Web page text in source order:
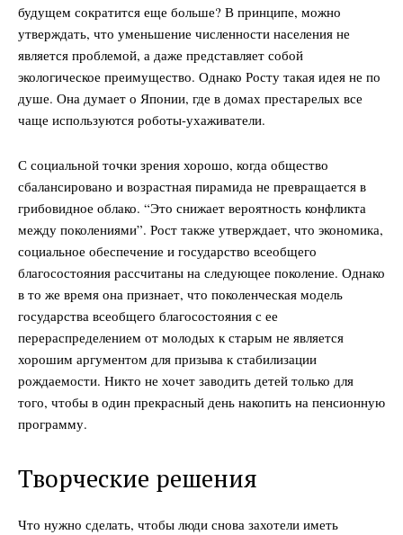
DailyDachNews
Magazine PRO
SUBSCRIBE NOW
Подписаться
будущем сократится еще больше? В принципе, можно
утверждать, что уменьшение численности населения не
является проблемой, а даже представляет собой
экологическое преимущество. Однако Росту такая идея не по
душе. Она думает о Японии, где в домах престарелых все
чаще используются роботы-ухаживатели.
С социальной точки зрения хорошо, когда общество
сбалансировано и возрастная пирамида не превращается в
грибовидное облако. “Это снижает вероятность конфликта
между поколениями”. Рост также утверждает, что экономика,
социальное обеспечение и государство всеобщего
благосостояния рассчитаны на следующее поколение. Однако
в то же время она признает, что поколенческая модель
государства всеобщего благосостояния с ее
перераспределением от молодых к старым не является
хорошим аргументом для призыва к стабилизации
рождаемости. Никто не хочет заводить детей только для
того, чтобы в один прекрасный день накопить на пенсионную
программу.
Творческие решения
Что нужно сделать, чтобы люди снова захотели иметь